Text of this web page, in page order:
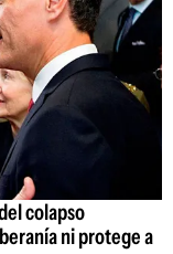
colapso
ni protege a